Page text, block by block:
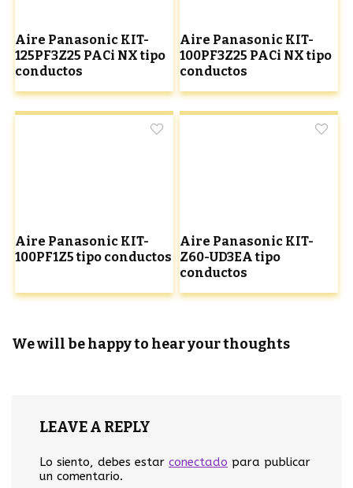
Aire Panasonic KIT-
125PF3Z25 PACi NX tipo
conductos
Aire Panasonic KIT-
100PF3Z25 PACi NX tipo
conductos
Aire Panasonic KIT-
100PF1Z5 tipo conductos
Aire Panasonic KIT-
Z60-UD3EA tipo
conductos
We will be happy to hear your thoughts
LEAVE A REPLY
Lo siento, debes estar conectado para publicar
un comentario.